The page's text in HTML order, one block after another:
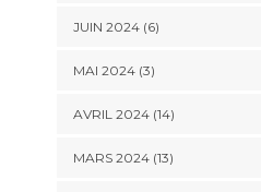
JUIN 2024 (6)
MAI 2024 (3)
AVRIL 2024 (14)
MARS 2024 (13)